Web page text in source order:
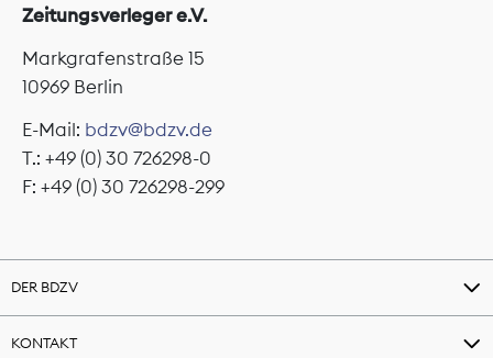
Zeitungsverleger e.V.
Markgrafenstraße 15
10969 Berlin
E-Mail: bdzv@bdzv.de
T.: +49 (0) 30 726298-0
F: +49 (0) 30 726298-299
DER BDZV
KONTAKT